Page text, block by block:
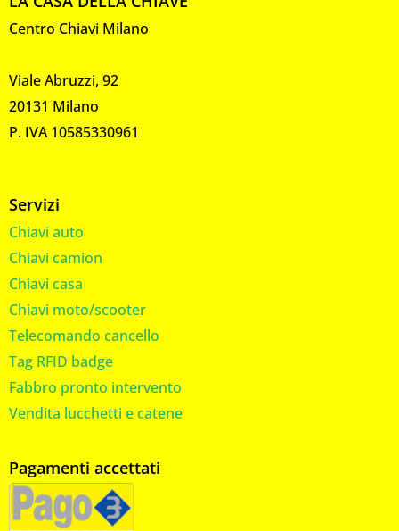
Centro Chiavi Milano
Viale Abruzzi, 92
20131 Milano
P. IVA 10585330961
Servizi
Chiavi auto
Chiavi camion
Chiavi casa
Chiavi moto/scooter
Telecomando cancello
Tag RFID badge
Fabbro pronto intervento
Vendita lucchetti e catene
Pagamenti accettati